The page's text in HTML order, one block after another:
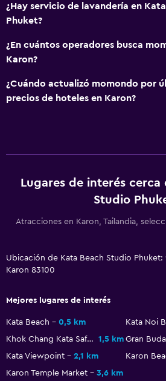
Hipoalergénico
Almohada sin plumas
Ascensor
Piscina climatizada
Bañera de hidromasaje
Toallas para piscina
Piscina con vista
Piscina en la terraza
Piscina de agua salada
Masajes
¿Hay servicio de lavandería en
Phuket?
¿En cuántos operadores busca
Karon?
¿Cuándo actualizó momondo por
precios de hoteles en Karon?
Lugares de interés cerca
Studio
Atracciones en Karon, Tailandia,
Ubicación de Kata Beach Studio
Karon 83100
Mejores lugares de interés
Kata Beach 0,5 km Kata Noi
Khok Chang Kata Safari
1,5 km Gran
Kata Viewpoint
2,1 km Karon
Karon Temple Market
3,6 km